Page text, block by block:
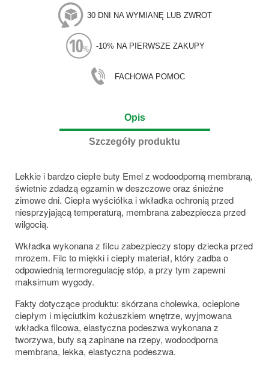
30 DNI NA WYMIANĘ LUB ZWROT
-10% NA PIERWSZE ZAKUPY
FACHOWA POMOC
Opis
Szczegóły produktu
Lekkie i bardzo ciepłe buty Emel z wodoodporną membraną,
świetnie zdadzą egzamin w deszczowe oraz śnieżne
zimowe dni. Ciepła wyściółka i wkładka ochronią przed
niesprzyjającą temperaturą, membrana zabezpiecza przed
wilgocią.
Wkładka wykonana z filcu zabezpieczy stopy dziecka przed
mrozem. Filc to miękki i ciepły materiał, który zadba o
odpowiednią termoregulację stóp, a przy tym zapewni
maksimum wygody.
Fakty dotyczące produktu: skórzana cholewka, ocieplone
ciepłym i mięciutkim kożuszkiem wnętrze, wyjmowana
wkładka filcowa, elastyczna podeszwa wykonana z
tworzywa, buty są zapinane na rzepy, wodoodporna
membrana, lekka, elastyczna podeszwa.